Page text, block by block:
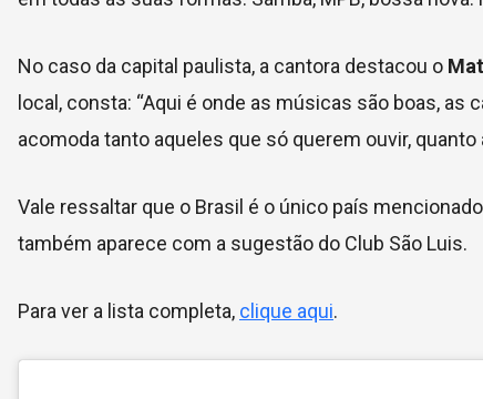
No caso da capital paulista, a cantora destacou o
local, consta: “Aqui é onde as músicas são boas,
acomoda tanto aqueles que só querem ouvir,
Vale ressaltar que o Brasil é o único país
também aparece com a sugestão do Club São Luis.
Para ver a lista completa, clique aqui.